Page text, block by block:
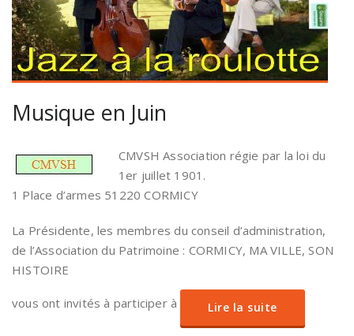
Musique en Juin
CMVSH Association régie par la loi du
1er juillet 1901.
1 Place d’armes 51220 CORMICY
La Présidente, les membres du conseil d’administration,
de l’Association du Patrimoine : CORMICY, MA VILLE, SON
HISTOIRE
vous ont invités à participer à Lire la suite